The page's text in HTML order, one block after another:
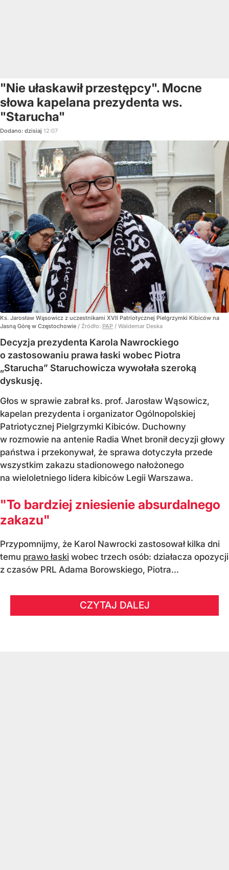
"Nie ułaskawił przestępcy". Mocne
słowa kapelana prezydenta ws.
"Starucha"
Dodano: dzisiaj 12:07
Ks. Jarosław Wąsowicz z uczestnikami XVII Patriotycznej Pielgrzymki Kibiców na
Jasną Górę w Częstochowie / Źródło: PAP / Waldemar Deska
Decyzja prezydenta Karola Nawrockiego
o zastosowaniu prawa łaski wobec Piotra
„Starucha” Staruchowicza wywołała szeroką
dyskusję.
Głos w sprawie zabrał ks. prof. Jarosław Wąsowicz,
kapelan prezydenta i organizator Ogólnopolskiej
Patriotycznej Pielgrzymki Kibiców. Duchowny
w rozmowie na antenie Radia Wnet bronił decyzji głowy
państwa i przekonywał, że sprawa dotyczyła przede
wszystkim zakazu stadionowego nałożonego
na wieloletniego lidera kibiców Legii Warszawa.
"To bardziej zniesienie absurdalnego
zakazu"
Przypomnijmy, że Karol Nawrocki zastosował kilka dni
temu prawo łaski wobec trzech osób: działacza opozycji
z czasów PRL Adama Borowskiego, Piotra...
CZYTAJ DALEJ